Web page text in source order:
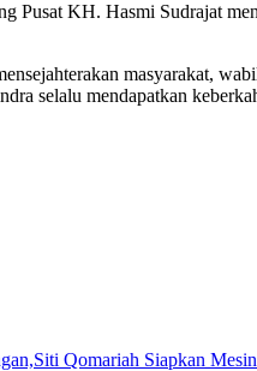
Pusat KH. Hasmi Sudrajat
masyarakat,
selalu mendapatkan
Qomariah Siapkan